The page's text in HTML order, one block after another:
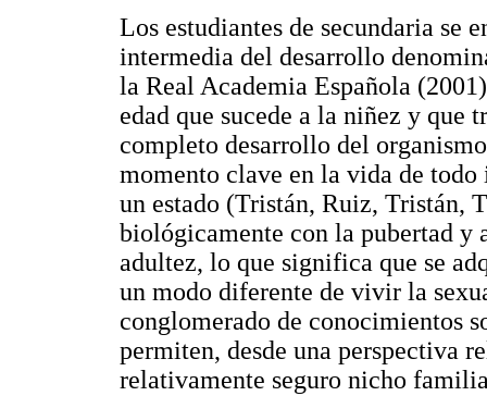
Los estudiantes de secundaria se
intermedia del desarrollo
la Real Academia Española
edad que sucede a la niñez y que
completo desarrollo del
momento clave en la vida de
un estado (Tristán, Ruiz, Tristán,
biológicamente con la pubertad y
adultez, lo que significa que se
un modo diferente de vivir la
conglomerado de conocimientos
permiten, desde una perspectiva
relativamente seguro nicho